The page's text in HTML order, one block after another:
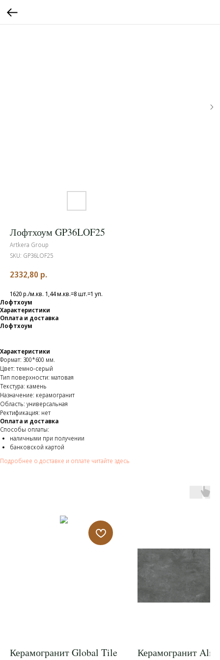
Лофтхоум GP36LOF25
Artkera Group
SKU: GP36LOF25
2332,80 р.
1620 р./м.кв. 1,44 м.кв.=8 шт.=1 уп.
Лофтхоум
Характеристики
Оплата и доставка
Лофтхоум
Характеристики
Формат: 300*600 мм.
Цвет: темно-серый
Тип поверхности: матовая
Текстура: камень
Назначение: керамогранит
Область: универсальная
Ректификация: нет
Оплата и доставка
Способы оплаты:
наличными при получении
банковской картой
Подробнее о доставке и оплате читайте здесь
Керамогранит Global Tile
Керамогранит